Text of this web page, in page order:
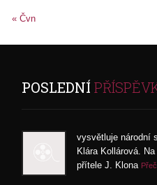
« Čvn
POSLEDNÍ
vysvětluje národní
Klára Kollárová.
přítele J. Klona